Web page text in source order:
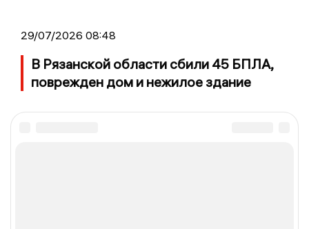
29/07/2026 08:48
В Рязанской области сбили 45 БПЛА,
поврежден дом и нежилое здание